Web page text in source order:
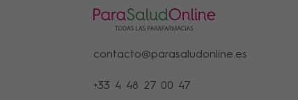
contacto@parasaludonline.es
+33 4 48 27 00 47